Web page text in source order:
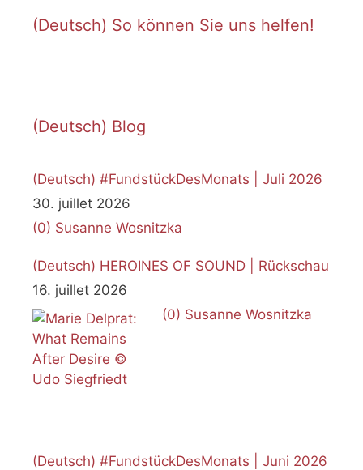
(Deutsch) So können Sie uns helfen!
(Deutsch) Blog
(Deutsch) #FundstückDesMonats | Juli 2026
30. juillet 2026
(0) Susanne Wosnitzka
(Deutsch) HEROINES OF SOUND | Rückschau
16. juillet 2026
(0) Susanne Wosnitzka
(Deutsch) #FundstückDesMonats | Juni 2026